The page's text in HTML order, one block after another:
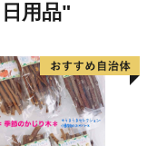
用品"